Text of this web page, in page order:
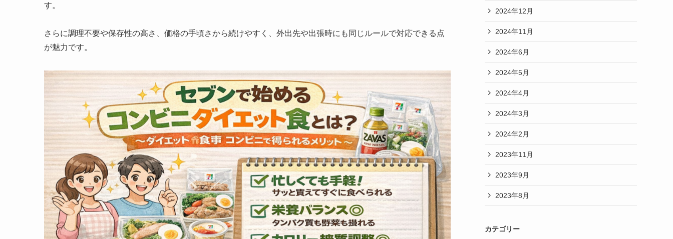
す。
さらに調理不要や保存性の高さ、価格の手頃さから続けやすく、外出先や出張時にも同じルールで対応できる点
が魅力です。
2024年12月
2024年11月
2024年6月
2024年5月
2024年4月
2024年3月
2024年2月
2023年11月
2023年9月
2023年8月
カテゴリー